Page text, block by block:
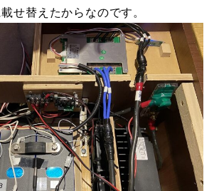
せ替えたからなのです。